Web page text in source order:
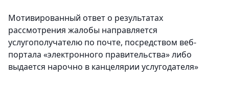
Мотивированный ответ о результатах
рассмотрения жалобы направляется
услугополучателю по почте, посредством веб-
портала «электронного правительства» либо
выдается нарочно в канцелярии услугодателя»